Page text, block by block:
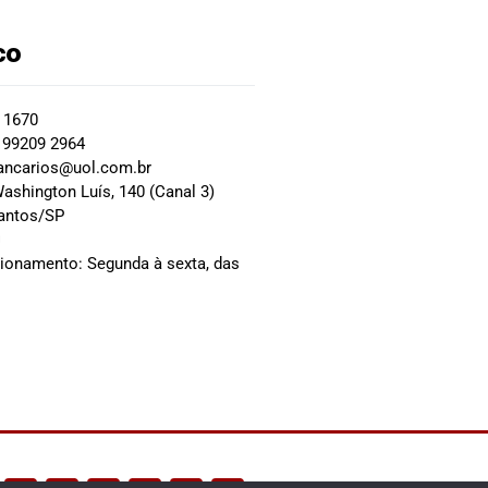
2964
Luís, 140 (Canal 3)
SP
Segunda à sexta, das